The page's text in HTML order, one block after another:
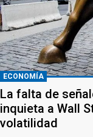
ECONOMÍA
La falta de
inquieta a Wall
volatilidad